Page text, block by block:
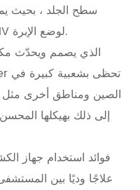
سطح الجلد ، بحيث
الدموية بسهولة والعثور على مواقع IV لوضع الإبرة.
الصين ومناطق أخرى مثل
إلى ذلك بهيكلها المحسن
فوائد استخدام جهاز
علاجًا وديًا بين